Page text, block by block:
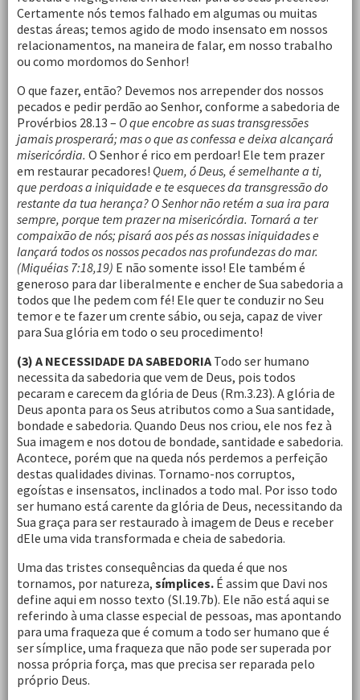
Certamente nós temos falhado em algumas ou muitas
destas áreas; temos agido de modo insensato em nossos
relacionamentos, na maneira de falar, em nosso trabalho
ou como mordomos do Senhor!
O que fazer, então? Devemos nos arrepender dos nossos
pecados e pedir perdão ao Senhor, conforme a sabedoria de
Provérbios 28.13 – O que encobre as suas transgressões
jamais prosperará; mas o que as confessa e deixa alcançará
misericórdia. O Senhor é rico em perdoar! Ele tem prazer
em restaurar pecadores! Quem, ó Deus, é semelhante a ti,
que perdoas a iniquidade e te esqueces da transgressão do
restante da tua herança? O Senhor não retém a sua ira para
sempre, porque tem prazer na misericórdia. Tornará a ter
compaixão de nós; pisará aos pés as nossas iniquidades e
lançará todos os nossos pecados nas profundezas do mar.
(Miquéias 7:18,19) E não somente isso! Ele também é
generoso para dar liberalmente e encher de Sua sabedoria a
todos que lhe pedem com fé! Ele quer te conduzir no Seu
temor e te fazer um crente sábio, ou seja, capaz de viver
para Sua glória em todo o seu procedimento!
(3) A NECESSIDADE DA SABEDORIA Todo ser humano
necessita da sabedoria que vem de Deus, pois todos
pecaram e carecem da glória de Deus (Rm.3.23). A glória de
Deus aponta para os Seus atributos como a Sua santidade,
bondade e sabedoria. Quando Deus nos criou, ele nos fez à
Sua imagem e nos dotou de bondade, santidade e sabedoria.
Acontece, porém que na queda nós perdemos a perfeição
destas qualidades divinas. Tornamo-nos corruptos,
egoístas e insensatos, inclinados a todo mal. Por isso todo
ser humano está carente da glória de Deus, necessitando da
Sua graça para ser restaurado à imagem de Deus e receber
dEle uma vida transformada e cheia de sabedoria.
Uma das tristes consequências da queda é que nos
tornamos, por natureza, símplices. É assim que Davi nos
define aqui em nosso texto (Sl.19.7b). Ele não está aqui se
referindo à uma classe especial de pessoas, mas apontando
para uma fraqueza que é comum a todo ser humano que é
ser símplice, uma fraqueza que não pode ser superada por
nossa própria força, mas que precisa ser reparada pelo
próprio Deus.